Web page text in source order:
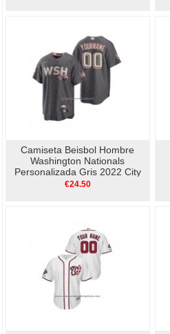
Camiseta Beisbol Hombre
Washington Nationals
Personalizada Gris 2022 City
Connect Replica
€24.50